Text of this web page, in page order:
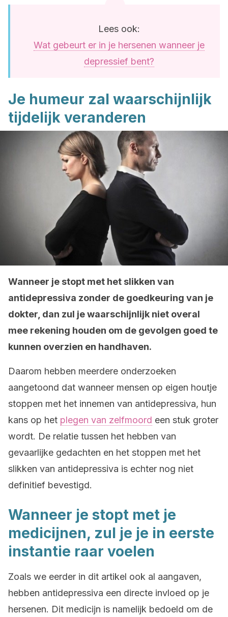
Lees ook:
Wat gebeurt er in je hersenen wanneer je
depressief bent?
Je humeur zal waarschijnlijk
tijdelijk veranderen
Wanneer je stopt met het slikken van
antidepressiva zonder de goedkeuring van je
dokter, dan zul je waarschijnlijk niet overal
mee rekening houden om de gevolgen goed te
kunnen overzien en handhaven.
Daarom hebben meerdere onderzoeken
aangetoond dat wanneer mensen op eigen houtje
stoppen met het innemen van antidepressiva, hun
kans op het plegen van zelfmoord een stuk groter
wordt. De relatie tussen het hebben van
gevaarlijke gedachten en het stoppen met het
slikken van antidepressiva is echter nog niet
definitief bevestigd.
Wanneer je stopt met je
medicijnen, zul je je in eerste
instantie raar voelen
Zoals we eerder in dit artikel ook al aangaven,
hebben antidepressiva een directe invloed op je
hersenen. Dit medicijn is namelijk bedoeld om de